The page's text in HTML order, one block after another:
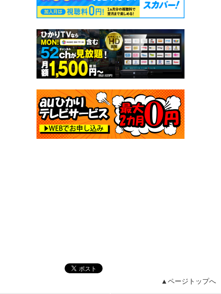
▲ページトップへ